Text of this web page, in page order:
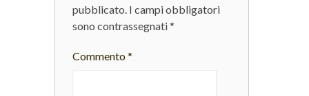
pubblicato. I campi obbligatori
sono contrassegnati*
Commento*